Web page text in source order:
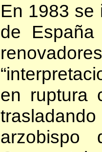
En 1983 se
de
en ruptura
arzobispo